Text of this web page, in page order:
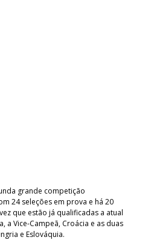
grande competição
24 seleções em prova e há 20
que estão já qualificadas a atual
a Vice-Campeã, Croácia e as duas
e Eslováquia.